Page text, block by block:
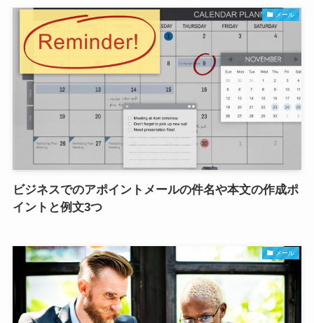
メール
ビジネスでのアポイントメールの件名や本文の作成ポ
イントと例文3つ
メール